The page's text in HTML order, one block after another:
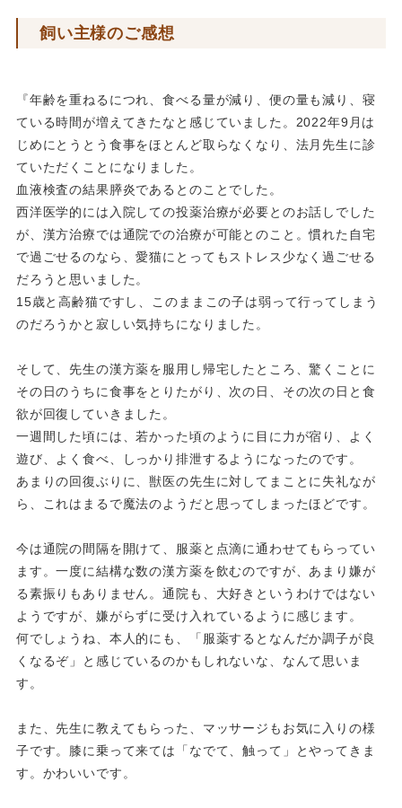
飼い主様のご感想
『年齢を重ねるにつれ、食べる量が減り、便の量も減り、 寝
ている時間が増えてきたなと感じていました。 2022年9月は
じめにとうとう食事をほとんど取らなくなり、 法月先生に診
ていただくことになりました。
血液検査の結果膵炎であるとのことでした。
西洋医学的には入院しての投薬治療が必要とのお話しでした
が、 漢方治療では通院での治療が可能とのこと。慣れた自宅
で過ごせるのなら、愛猫にとってもストレス少なく過ごせる
だろうと思いました。
15歳と高齢猫ですし、
このままこの子は弱って行ってしまう
のだろうかと寂しい気持ちに なりました。
そして、先生の漢方薬を服用し帰宅したところ、驚くことに
その日のうちに食事をとりたがり、次の日、 その次の日と食
欲が回復していきました。
一週間した頃には、若かった頃のように目に力が宿り、よく
遊び、 よく食べ、しっかり排泄するようになったのです。
あまりの回復ぶりに、獣医の先生に対してまことに失礼なが
ら、
これはまるで魔法のようだと思ってしまったほどです。
今は通院の間隔を開けて、服薬と点滴に通わせてもらってい
ます。一度に結構な数の漢方薬を飲むのですが、 あまり嫌が
る素振りもありません。通院も、 大好きというわけではない
ようですが、 嫌がらずに受け入れているように感じます。
何でしょうね、本人的にも、「服薬するとなんだか調子が良
くなるぞ」
と感じているのかもしれないな、なんて思いま
す。
また、先生に教えてもらった、 マッサージもお気に入りの様
子です。膝に乗って来ては「なでて、触って」とやってきま
す。かわいいです。